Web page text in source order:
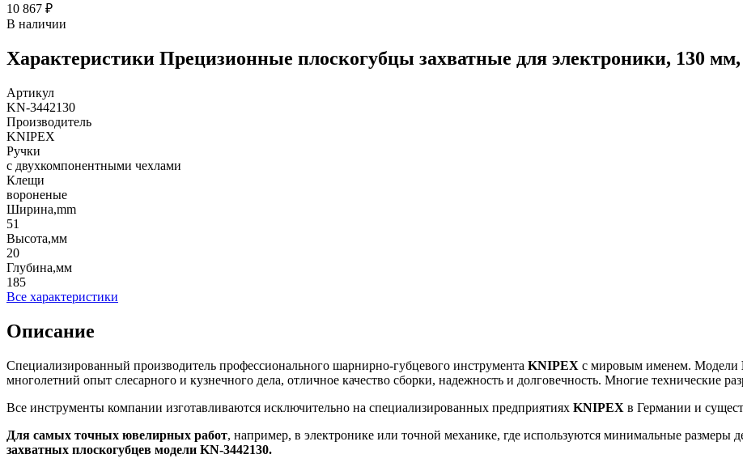
10 867 ₽
В наличии
Характеристики Прецизионные плоскогубцы захватные для электроники, 130
Артикул
KN-3442130
Производитель
KNIPEX
Ручки
с двухкомпонентными чехлами
Клещи
вороненые
Ширина,mm
51
Высота,мм
20
Глубина,мм
185
Все характеристики
Описание
Специализированный производитель профессионального шарнирно-губцевого инструмента KNIPEX с мировым именем. Модели
многолетний опыт слесарного и кузнечного дела, отличное качество сборки, надежность и долговечность. Многие технические
Все инструменты компании изготавливаются исключительно на специализированных предприятиях KNIPEX в Германии и
Для самых точных ювелирных работ, например, в электронике или точной механике, где используются минимальные размеры
захватных плоскогубцев модели KN-3442130.